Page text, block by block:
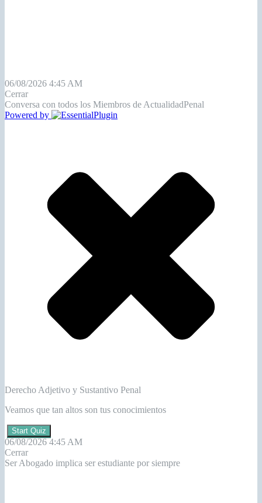
06/08/2026 4:45 AM
Cerrar
Conversa con todos los Miembros de ActualidadPenal
Powered by
Derecho Adjetivo y Sustantivo Penal
Veamos que tan altos son tus conocimientos
Start Quiz
06/08/2026 4:45 AM
Cerrar
Ser Abogado implica ser estudiante por siempre